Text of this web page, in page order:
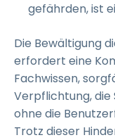
gefährden, ist
Die Bewältigung
erfordert eine
Fachwissen,
Verpflichtung,
ohne die
Trotz dieser